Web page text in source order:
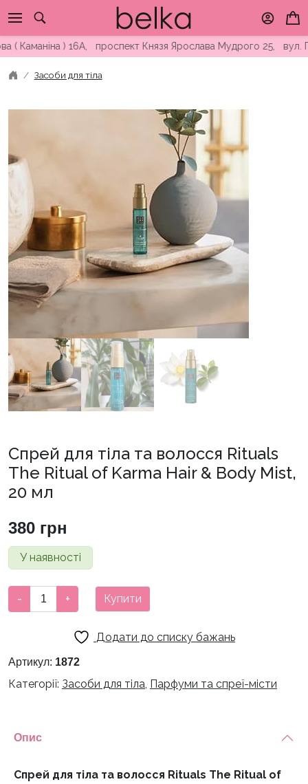
to
content) 16А, проспект Князя Ярослава Мудрого 25, вул.
Засоби для тіла
Спрей для тіла та волосся Rituals
The Ritual of Karma Hair & Body Mist,
20 мл
380 грн
У наявності
для
волосся
Karma
&
- + Купити
Додати до списку бажань
Артикул: 1872
Категорії: Засоби для тіла, Парфуми та спреї-місти
Опис
Спрей для тіла та волосся Rituals The Ritual of